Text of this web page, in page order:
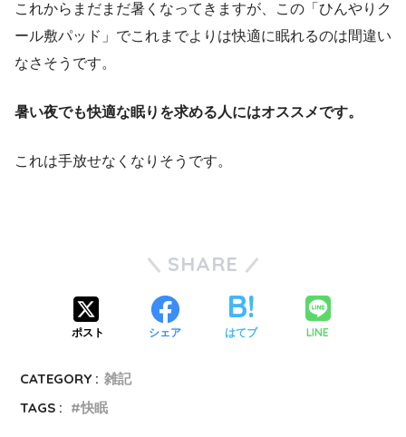
これからまだまだ暑くなってきますが、この「ひんやりク
ール敷パッド」でこれまでよりは快適に眠れるのは間違い
なさそうです。
暑い夜でも快適な眠りを求める人にはオススメです。
これは手放せなくなりそうです。
SHARE
ポスト シェア はてブ LINE
CATEGORY : 雑記
TAGS :
快眠